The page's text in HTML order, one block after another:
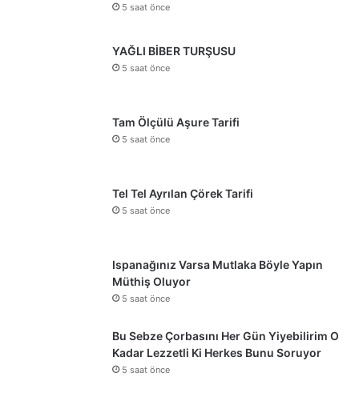
5 saat önce
YAĞLI BİBER TURŞUSU
5 saat önce
Tam Ölçülü Aşure Tarifi
5 saat önce
Tel Tel Ayrılan Çörek Tarifi
5 saat önce
Ispanağınız Varsa Mutlaka Böyle Yapın
Müthiş Oluyor
5 saat önce
Bu Sebze Çorbasını Her Gün Yiyebilirim O
Kadar Lezzetli Ki Herkes Bunu Soruyor
5 saat önce